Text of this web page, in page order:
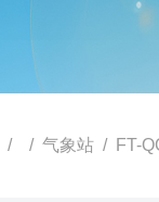
/ / 气象站 / FT-